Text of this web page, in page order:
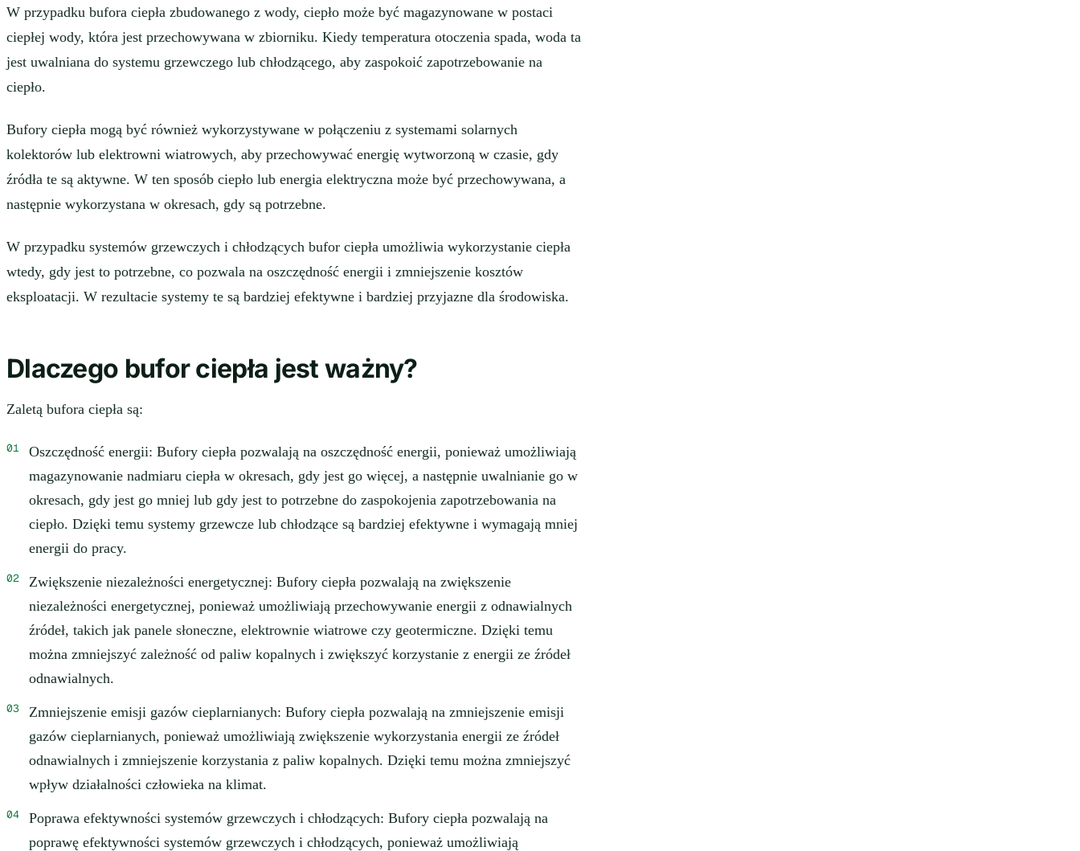
W przypadku bufora ciepła zbudowanego z wody, ciepło może być magazynowane w postaci
ciepłej wody, która jest przechowywana w zbiorniku. Kiedy temperatura otoczenia spada, woda ta
jest uwalniana do systemu grzewczego lub chłodzącego, aby zaspokoić zapotrzebowanie na
ciepło.
Bufory ciepła mogą być również wykorzystywane w połączeniu z systemami solarnych
kolektorów lub elektrowni wiatrowych, aby przechowywać energię wytworzoną w czasie, gdy
źródła te są aktywne. W ten sposób ciepło lub energia elektryczna może być przechowywana, a
następnie wykorzystana w okresach, gdy są potrzebne.
W przypadku systemów grzewczych i chłodzących bufor ciepła umożliwia wykorzystanie ciepła
wtedy, gdy jest to potrzebne, co pozwala na oszczędność energii i zmniejszenie kosztów
eksploatacji. W rezultacie systemy te są bardziej efektywne i bardziej przyjazne dla środowiska.
Dlaczego bufor ciepła jest ważny?
Zaletą bufora ciepła są:
Oszczędność energii: Bufory ciepła pozwalają na oszczędność energii, ponieważ umożliwiają
magazynowanie nadmiaru ciepła w okresach, gdy jest go więcej, a następnie uwalnianie go w
okresach, gdy jest go mniej lub gdy jest to potrzebne do zaspokojenia zapotrzebowania na
ciepło. Dzięki temu systemy grzewcze lub chłodzące są bardziej efektywne i wymagają mniej
energii do pracy.
Zwiększenie niezależności energetycznej: Bufory ciepła pozwalają na zwiększenie
niezależności energetycznej, ponieważ umożliwiają przechowywanie energii z odnawialnych
źródeł, takich jak panele słoneczne, elektrownie wiatrowe czy geotermiczne. Dzięki temu
można zmniejszyć zależność od paliw kopalnych i zwiększyć korzystanie z energii ze źródeł
odnawialnych.
Zmniejszenie emisji gazów cieplarnianych: Bufory ciepła pozwalają na zmniejszenie emisji
gazów cieplarnianych, ponieważ umożliwiają zwiększenie wykorzystania energii ze źródeł
odnawialnych i zmniejszenie korzystania z paliw kopalnych. Dzięki temu można zmniejszyć
wpływ działalności człowieka na klimat.
Poprawa efektywności systemów grzewczych i chłodzących: Bufory ciepła pozwalają na
poprawę efektywności systemów grzewczych i chłodzących, ponieważ umożliwiają